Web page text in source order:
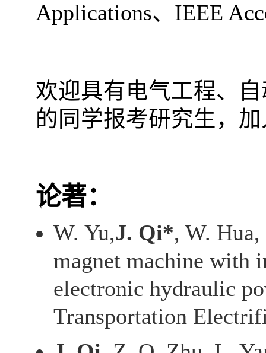
Applications、 IEEE
欢迎具有电气工程、
的同学报考研究生，
论著：
W. Yu,J. Qi*, W.
magnet machine with
electronic hydraulic
Transportation